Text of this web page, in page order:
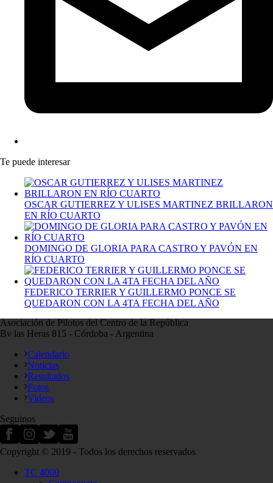
Te puede interesar
OSCAR GUTIERREZ Y ULISES MARTINEZ BRILLARON
EN RÍO CUARTO
DOMINGO DE GLORIA PARA CASTRO Y PAVÓN EN
RÍO CUARTO
FEDERICO TERRIER Y GUILLERMO PONCE SE
QUEDARON CON LA 4TA FECHA DEL AÑO
Asociación de Pilotos del Centro de la República
Bv las Heras 815 - Córdoba - Argentina
Calendario
Noticias
Resultados
Fotos
Videos
Seguinos
Copyright © 2019 - Todos los derechos reservados
TC 4000